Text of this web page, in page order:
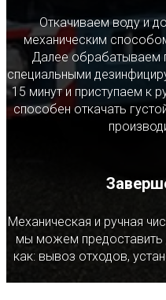
Откачиваем воду и
механическим
Далее обрабатываем
специальными
15 минут и приступаем к
способен откачать
Механическая и ручная
мы можем предоставить
как: вывоз отходов,